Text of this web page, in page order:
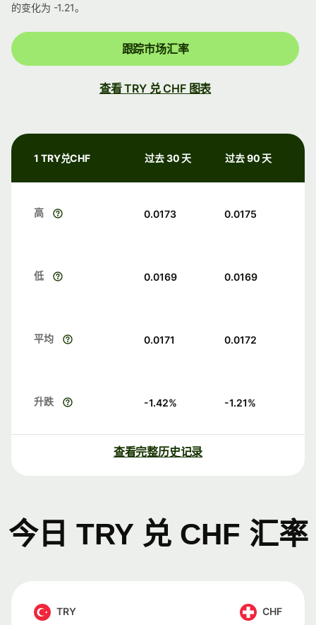
的变化为 -1.21。
跟踪市场汇率
查看 TRY 兑 CHF 图表
1 TRY兑CHF 过去 30 天 过去 90 天
高 0.0173 0.0175
低 0.0169 0.0169
平均 0.0171 0.0172
升跌 -1.42% -1.21%
查看完整历史记录
今日 TRY 兑 CHF 汇率
TRY CHF